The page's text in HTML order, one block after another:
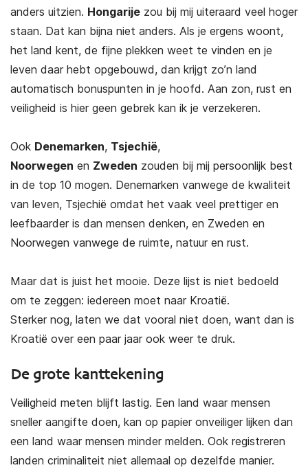
anders uitzien. Hongarije zou bij mij uiteraard veel hoger
staan. Dat kan bijna niet anders. Als je ergens woont,
het land kent, de fijne plekken weet te vinden en je
leven daar hebt opgebouwd, dan krijgt zo’n land
automatisch bonuspunten in je hoofd. Aan zon, rust en
veiligheid is hier geen gebrek kan ik je verzekeren.
Ook Denemarken, Tsjechië,
Noorwegen en Zweden zouden bij mij persoonlijk best
in de top 10 mogen. Denemarken vanwege de kwaliteit
van leven, Tsjechië omdat het vaak veel prettiger en
leefbaarder is dan mensen denken, en Zweden en
Noorwegen vanwege de ruimte, natuur en rust.
Maar dat is juist het mooie. Deze lijst is niet bedoeld
om te zeggen: iedereen moet naar Kroatië.
Sterker nog, laten we dat vooral niet doen, want dan is
Kroatië over een paar jaar ook weer te druk.
De grote kanttekening
Veiligheid meten blijft lastig. Een land waar mensen
sneller aangifte doen, kan op papier onveiliger lijken dan
een land waar mensen minder melden. Ook registreren
landen criminaliteit niet allemaal op dezelfde manier.